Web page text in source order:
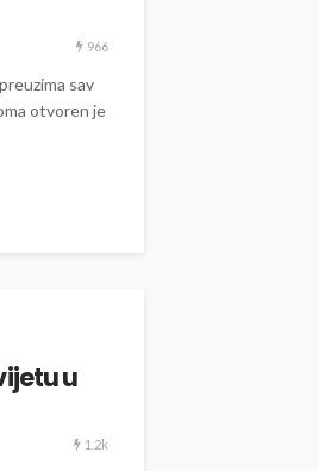
966
sav
otvoren je
u
1.2k